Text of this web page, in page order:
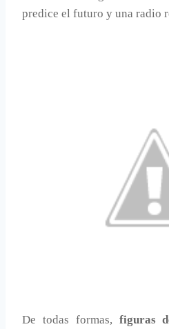
predice el futuro y una radio
De todas formas, figuras